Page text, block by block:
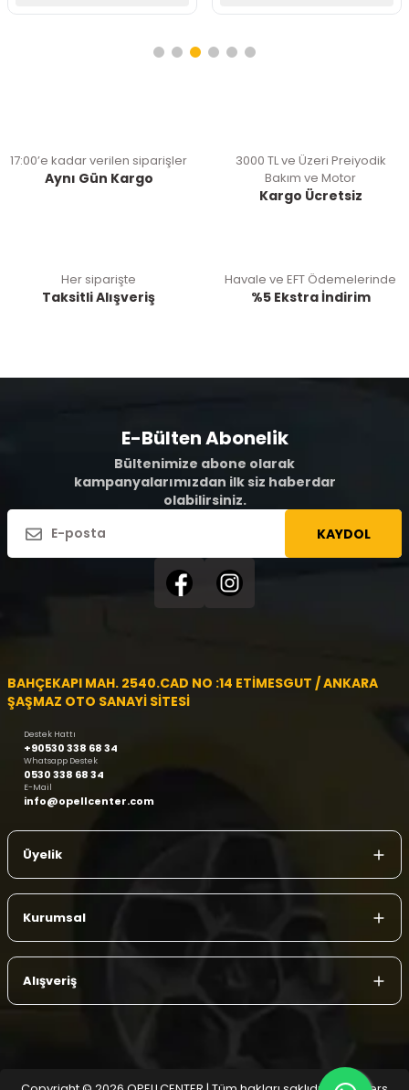
17:00’e kadar verilen siparişler
Aynı Gün Kargo
3000 TL ve Üzeri Preiyodik
Bakım ve Motor
Kargo Ücretsiz
Her siparişte
Taksitli Alışveriş
Havale ve EFT Ödemelerinde
%5 Ekstra İndirim
E-Bülten Abonelik
Bültenimize abone olarak
kampanyalarımızdan ilk siz haberdar
olabilirsiniz.
KAYDOL
BAHÇEKAPI MAH. 2540.CAD NO :14 ETİMESGUT / ANKARA
ŞAŞMAZ OTO SANAYİ SİTESİ
Destek Hattı
+90530 338 68 34
Whatsapp Destek
0530 338 68 34
E-Mail
info@opellcenter.com
Üyelik
Kurumsal
Alışveriş